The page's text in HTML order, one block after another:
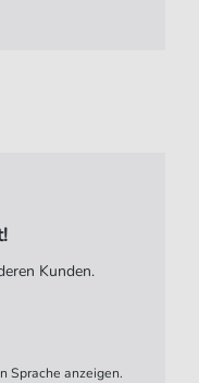
Kunden.
Sprache anzeigen.